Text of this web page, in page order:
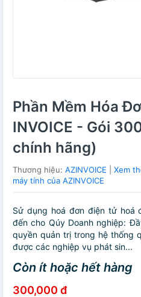
Phần Mềm Hóa
INVOICE - Gói
chính hãng)
Thương hiệu: AZINVOICE
Xem
máy tính của AZINVOICE
Sử dụng hoá đơn điện tử hoá
đến cho Qúy Doanh nghiệp:
quyền quản trị trong hệ thống
được các nghiệp vụ phát sin...
Còn ít hoặc hết hàng
300,000 đ